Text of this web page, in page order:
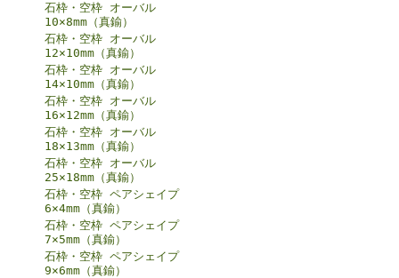
石枠・空枠 オーバル
10×8mm（真鍮）
石枠・空枠 オーバル
12×10mm（真鍮）
石枠・空枠 オーバル
14×10mm（真鍮）
石枠・空枠 オーバル
16×12mm（真鍮）
石枠・空枠 オーバル
18×13mm（真鍮）
石枠・空枠 オーバル
25×18mm（真鍮）
石枠・空枠 ペアシェイプ
6×4mm（真鍮）
石枠・空枠 ペアシェイプ
7×5mm（真鍮）
石枠・空枠 ペアシェイプ
9×6mm（真鍮）